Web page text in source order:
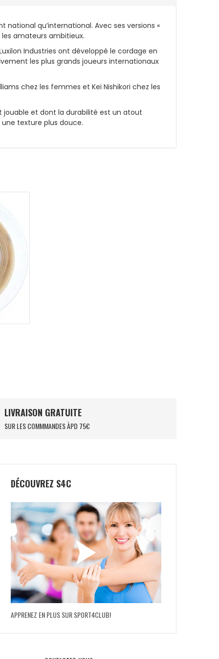
qu’international. Avec ses versions «
les amateurs ambitieux.
Industries ont développé le cordage en
les plus grands joueurs internationaux
chez les femmes et Kei Nishikori chez les
jouable et dont la durabilité est un atout
texture plus douce.
LIVRAISON GRATUITE
SUR LES COMMMANDES ÀPD 75€
NOX EQUATION 24
149,90€ 54,50 €
NOX LA10 FUTURE
DÉCOUVREZ S4C
APPRENEZ EN PLUS SUR SPORT4CLUB!